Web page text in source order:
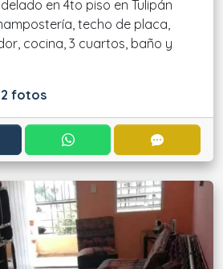
en 4to piso en Tulipán
techo de placa,
cocina, 3 cuartos, baño y
fotos
CONTACTAR POR